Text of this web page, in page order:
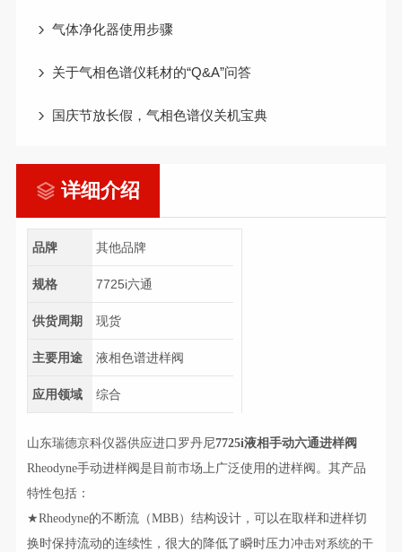
气体净化器使用步骤
关于气相色谱仪耗材的“Q&A”问答
国庆节放长假，气相色谱仪关机宝典
详细介绍
品牌 其他品牌
规格 7725i六通
供货周期 现货
主要用途 液相色谱进样阀
应用领域 综合
山东瑞德京科仪器供应进口罗丹尼7725i液相手动六通进样阀
Rheodyne手动进样阀是目前市场上广泛使用的进样阀。其产品
特性包括：
★Rheodyne的不断流（MBB）结构设计，可以在取样和进样切
换时保持流动的连续性，很大的降低了瞬时压力冲击对系统的干